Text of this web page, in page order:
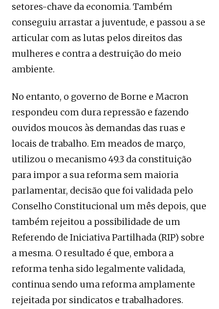
setores-chave da economia. Também
conseguiu arrastar a juventude, e passou a se
articular com as lutas pelos direitos das
mulheres e contra a destruição do meio
ambiente.
No entanto, o governo de Borne e Macron
respondeu com dura repressão e fazendo
ouvidos moucos às demandas das ruas e
locais de trabalho. Em meados de março,
utilizou o mecanismo 49.3 da constituição
para impor a sua reforma sem maioria
parlamentar, decisão que foi validada pelo
Conselho Constitucional um mês depois, que
também rejeitou a possibilidade de um
Referendo de Iniciativa Partilhada (RIP) sobre
a mesma. O resultado é que, embora a
reforma tenha sido legalmente validada,
continua sendo uma reforma amplamente
rejeitada por sindicatos e trabalhadores.